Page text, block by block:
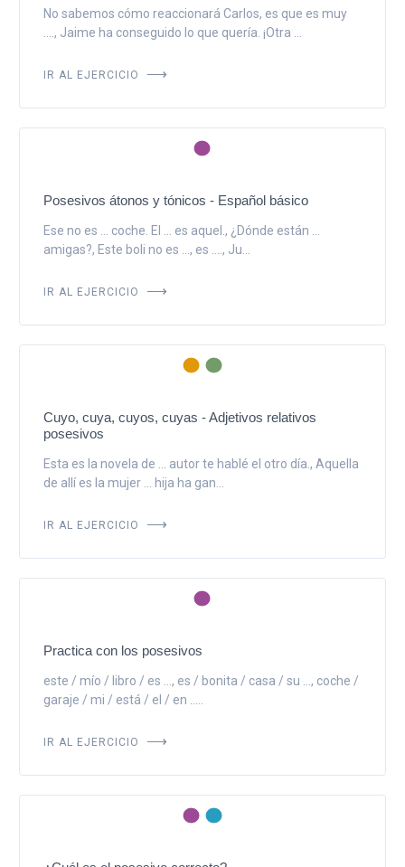
No sabemos cómo reaccionará Carlos, es que es muy
...., Jaime ha conseguido lo que quería. ¡Otra ...
IR AL EJERCICIO
Posesivos átonos y tónicos - Español básico
Ese no es ... coche. El ... es aquel., ¿Dónde están ...
amigas?, Este boli no es ..., es ...., Ju...
IR AL EJERCICIO
Cuyo, cuya, cuyos, cuyas - Adjetivos relativos
posesivos
Esta es la novela de ... autor te hablé el otro día., Aquella
de allí es la mujer ... hija ha gan...
IR AL EJERCICIO
Practica con los posesivos
este / mío / libro / es ..., es / bonita / casa / su ..., coche /
garaje / mi / está / el / en .....
IR AL EJERCICIO